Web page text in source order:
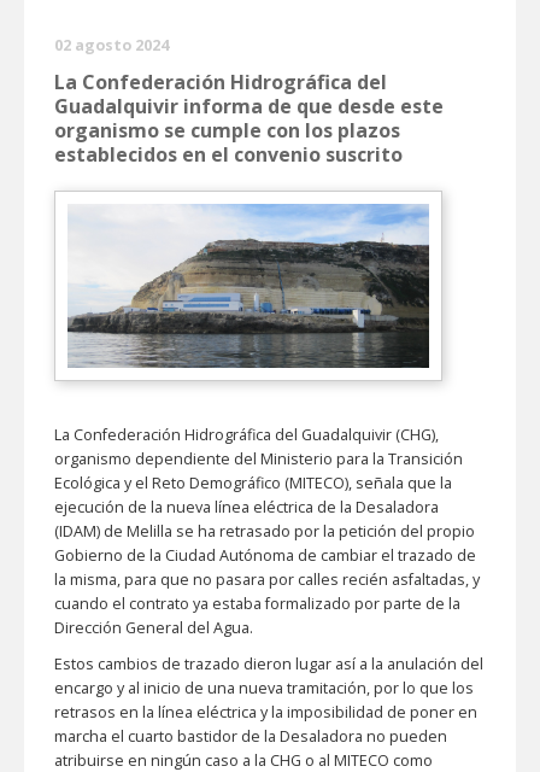
02 agosto 2024
La Confederación Hidrográfica del
Guadalquivir informa de que desde este
organismo se cumple con los plazos
establecidos en el convenio suscrito
La Confederación Hidrográfica del Guadalquivir (CHG),
organismo dependiente del Ministerio para la Transición
Ecológica y el Reto Demográfico (MITECO), señala que la
ejecución de la nueva línea eléctrica de la Desaladora
(IDAM) de Melilla se ha retrasado por la petición del propio
Gobierno de la Ciudad Autónoma de cambiar el trazado de
la misma, para que no pasara por calles recién asfaltadas, y
cuando el contrato ya estaba formalizado por parte de la
Dirección General del Agua.
Estos cambios de trazado dieron lugar así a la anulación del
encargo y al inicio de una nueva tramitación, por lo que los
retrasos en la línea eléctrica y la imposibilidad de poner en
marcha el cuarto bastidor de la Desaladora no pueden
atribuirse en ningún caso a la CHG o al MITECO como